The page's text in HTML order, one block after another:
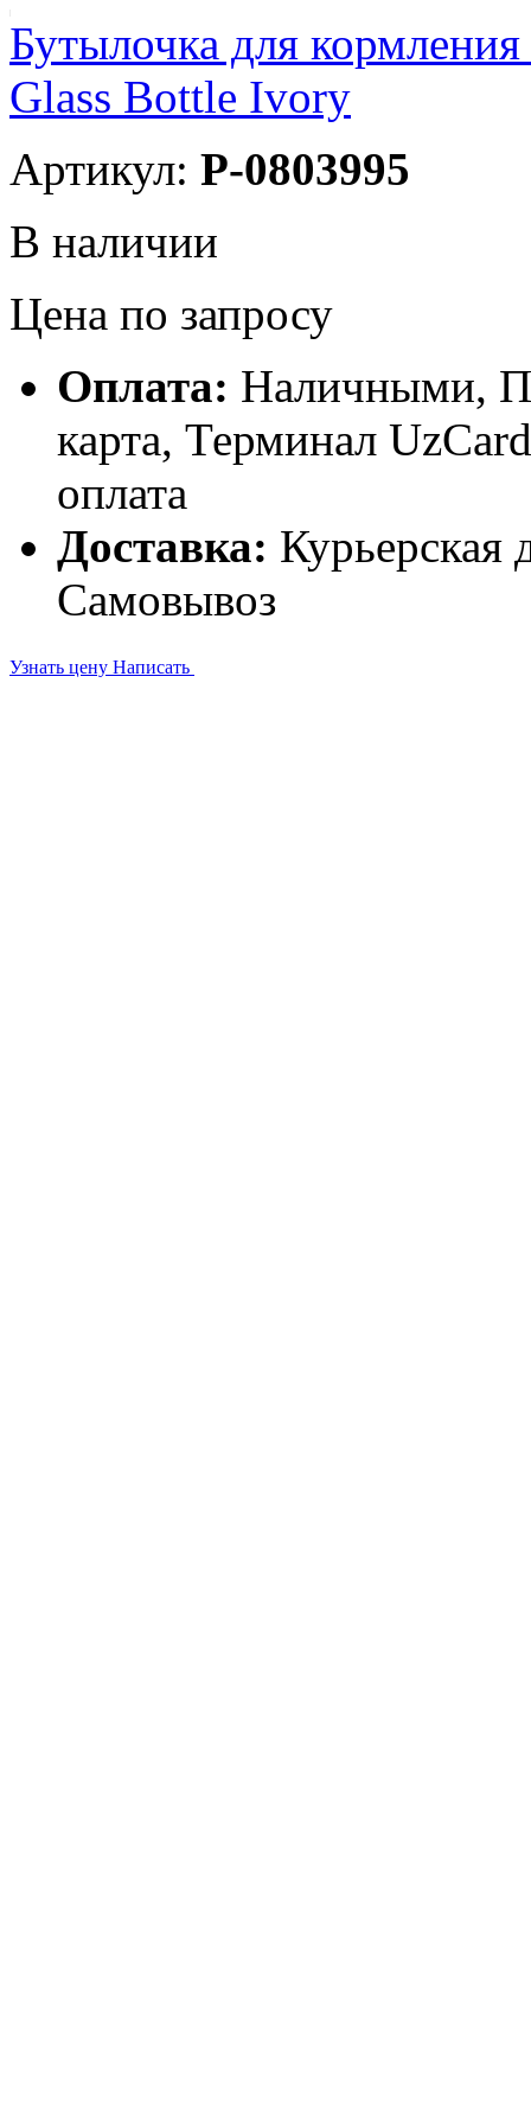
Бутылочка для
Glass Bottle Ivory
Артикул: P-0803995
В наличии
Цена по запросу
Оплата: Наличными,
карта, Терминал
оплата
Доставка: Курьерская
Самовывоз
Узнать цену Написать